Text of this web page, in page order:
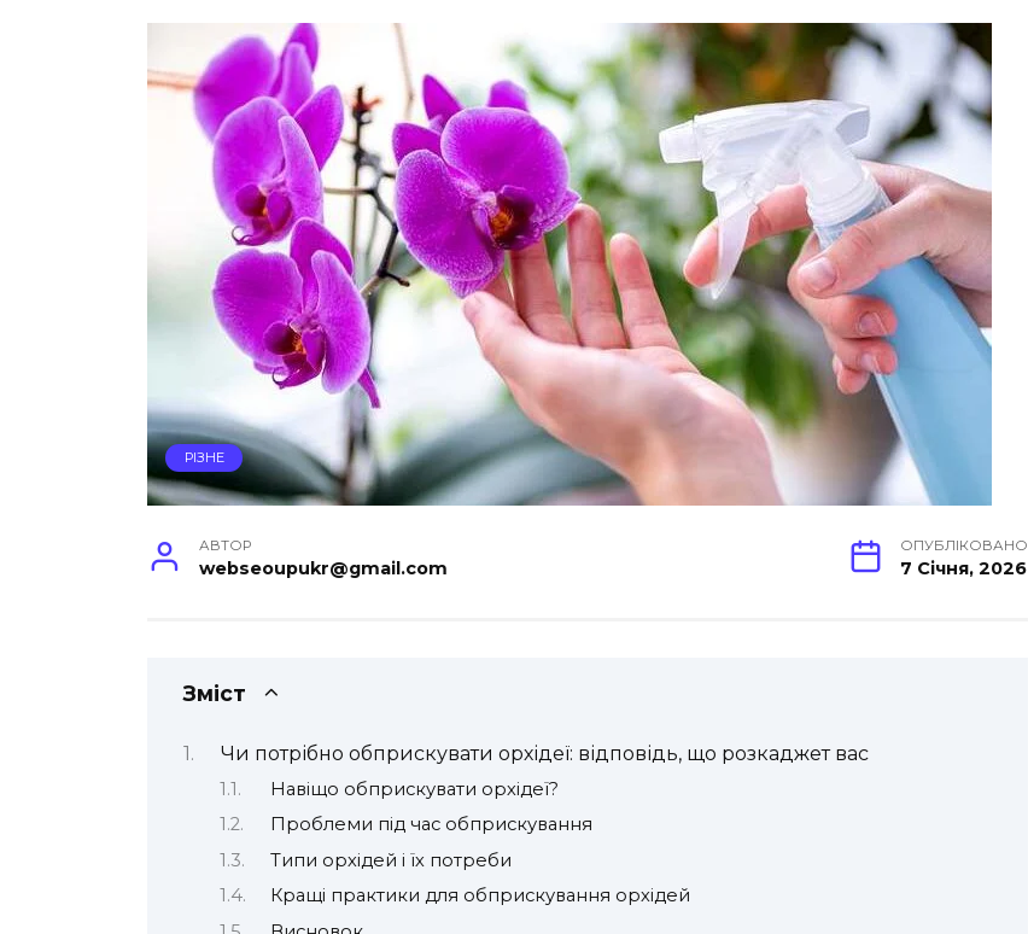
РІЗНЕ
АВТОР
webseoupukr@gmail.com
ОПУБЛІКОВАНО
7 Січня, 2026
Зміст
Чи потрібно обприскувати орхідеї: відповідь, що розкаджет вас
Навіщо обприскувати орхідеї?
Проблеми під час обприскування
Типи орхідей і їх потреби
Кращі практики для обприскування орхідей